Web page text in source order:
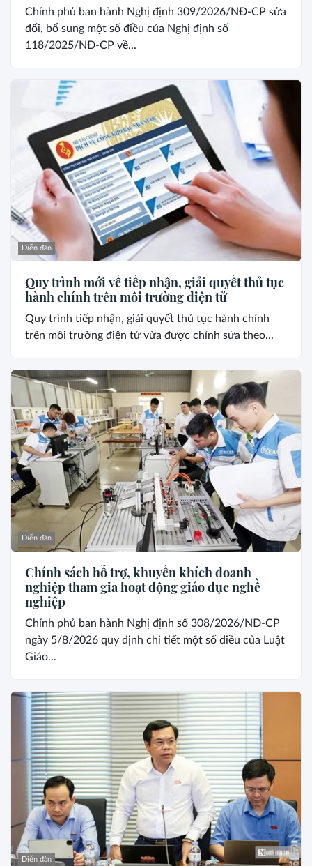
Chính phủ ban hành Nghị định 309/2026/NĐ-CP sửa
đổi, bổ sung một số điều của Nghị định số
118/2025/NĐ-CP về...
Diễn đàn
Quy trình mới về tiếp nhận, giải quyết thủ tục
hành chính trên môi trường điện tử
Quy trình tiếp nhận, giải quyết thủ tục hành chính
trên môi trường điện tử vừa được chỉnh sửa theo...
Diễn đàn
Chính sách hỗ trợ, khuyến khích doanh
nghiệp tham gia hoạt động giáo dục nghề
nghiệp
Chính phủ ban hành Nghị định số 308/2026/NĐ-CP
ngày 5/8/2026 quy định chi tiết một số điều của Luật
Giáo...
Diễn đàn